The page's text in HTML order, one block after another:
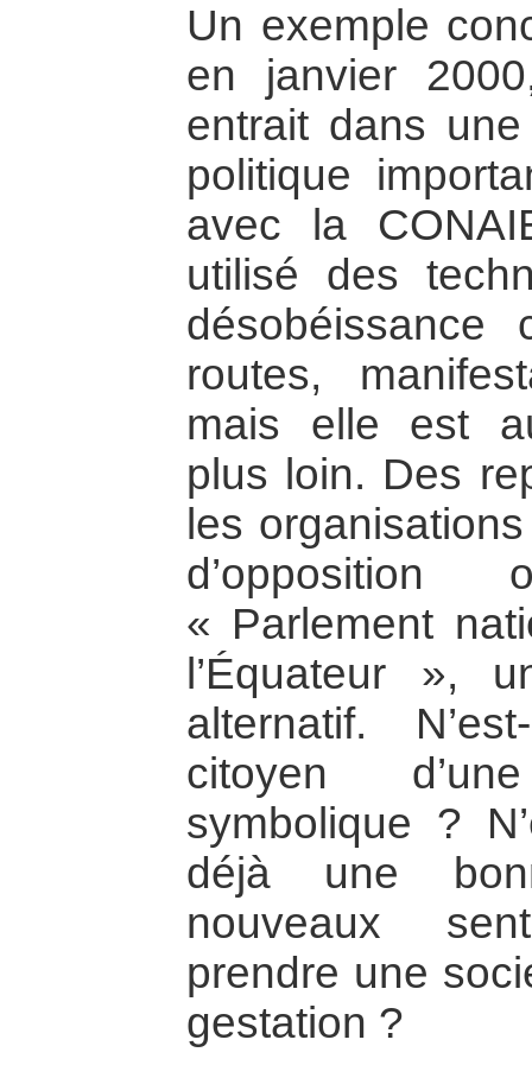
Un exemple
en janvier
entrait dans
politique
avec la
utilisé des
routes,
mais elle est
plus loin. Des
les
« Parlement
l’Équateur »,
alternatif.
citoyen
symbolique ?
déjà une
nouveaux
prendre une
gestation ?